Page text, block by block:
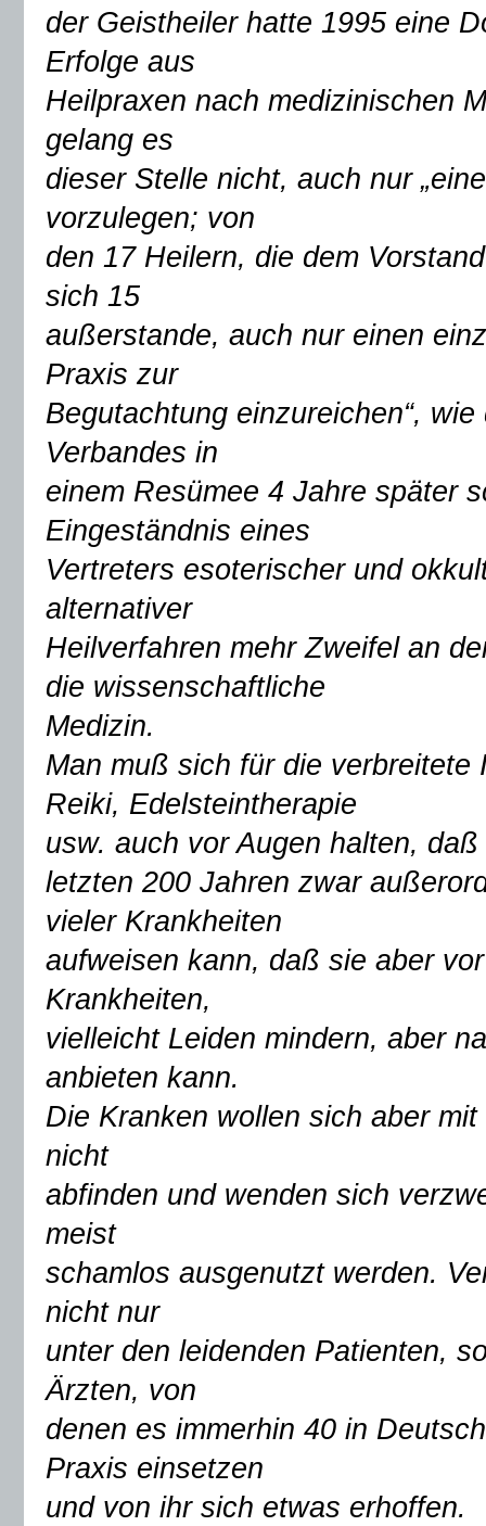
der Geistheiler hatte 1995 eine
Erfolge aus
Heilpraxen nach medizinischen
gelang es
dieser Stelle nicht, auch nur
vorzulegen; von
den 17 Heilern, die dem
sich 15
außerstande, auch nur einen
Praxis zur
Begutachtung einzureichen“,
Verbandes in
einem Resümee 4 Jahre später
Eingeständnis eines
Vertreters esoterischer und
alternativer
Heilverfahren mehr Zweifel an
die wissenschaftliche
Medizin.
Man muß sich für die
Reiki, Edelsteintherapie
usw. auch vor Augen halten,
letzten 200 Jahren zwar
vieler Krankheiten
aufweisen kann, daß sie aber
Krankheiten,
vielleicht Leiden mindern, aber
anbieten kann.
Die Kranken wollen sich aber
nicht
abfinden und wenden sich
meist
schamlos ausgenutzt werden.
nicht nur
unter den leidenden Patienten,
Ärzten, von
denen es immerhin 40 in
Praxis einsetzen
und von ihr sich etwas erhoffen.